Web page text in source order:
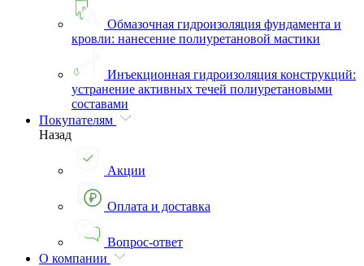
Обмазочная гидроизоляция фундамента и
кровли: нанесение полиуретановой мастики
Инъекционная гидроизоляция конструкций:
устранение активных течей полиуретановыми
составами
Покупателям
Назад
Акции
Оплата и доставка
Вопрос-ответ
О компании